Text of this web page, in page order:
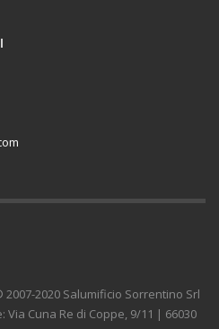
2020 Salumificio Sorrentino Srl
Via Cuna Re di Coppe, 9/11 | 66030